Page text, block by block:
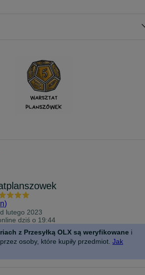
)
lutego 2023
dziś o 19:44
z Przesyłką OLX są weryfikowane i
osoby, które kupiły przedmiot. Jak